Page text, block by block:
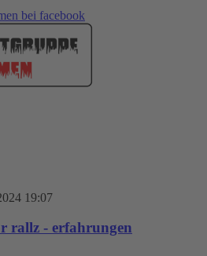
bei facebook
19:07
rallz - erfahrungen